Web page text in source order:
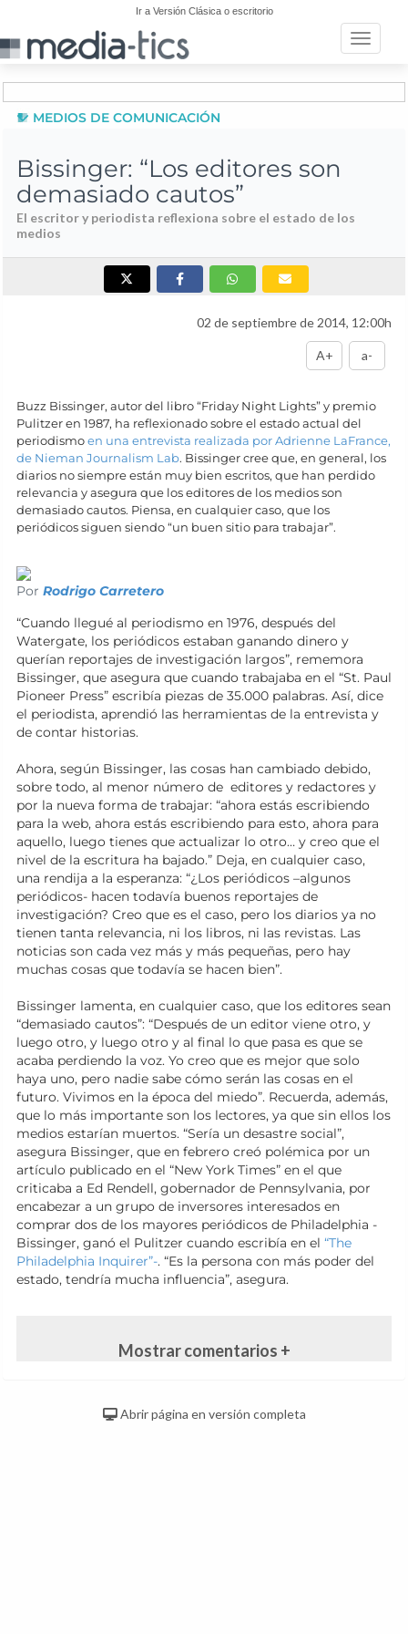
Ir a Versión Clásica o escritorio
Toggle
MEDIOS DE COMUNICACIÓN
Bissinger: “Los editores son
demasiado cautos”
El escritor y periodista reflexiona sobre el estado de los
medios
02 de septiembre de 2014, 12:00h
A+ a-
Buzz Bissinger, autor del libro “Friday Night Lights” y premio
Pulitzer en 1987, ha reflexionado sobre el estado actual del
periodismoen una entrevista realizada por Adrienne LaFrance,
de Nieman Journalism Lab. Bissinger cree que, en general, los
diarios no siempre están muy bien escritos, que han perdido
relevancia y asegura que los editores de los medios son
demasiado cautos. Piensa, en cualquier caso, que los
periódicos siguen siendo “un buen sitio para trabajar”.
Por Rodrigo Carretero
“Cuando llegué al periodismo en 1976, después del
Watergate, los periódicos estaban ganando dinero y
querían reportajes de investigación largos”, rememora
Bissinger, que asegura que cuando trabajaba en el “St. Paul
Pioneer Press” escribía piezas de 35.000 palabras. Así, dice
el periodista, aprendió las herramientas de la entrevista y
de contar historias.
Ahora, según Bissinger, las cosas han cambiado debido,
sobre todo, al menor número de editores y redactores y
por la nueva forma de trabajar: “ahora estás escribiendo
para la web, ahora estás escribiendo para esto, ahora para
aquello, luego tienes que actualizar lo otro… y creo que el
nivel de la escritura ha bajado.” Deja, en cualquier caso,
una rendija a la esperanza: “¿Los periódicos –algunos
periódicos- hacen todavía buenos reportajes de
investigación? Creo que es el caso, pero los diarios ya no
tienen tanta relevancia, ni los libros, ni las revistas. Las
noticias son cada vez más y más pequeñas, pero hay
muchas cosas que todavía se hacen bien”.
Bissinger lamenta, en cualquier caso, que los editores sean
“demasiado cautos”: “Después de un editor viene otro, y
luego otro, y luego otro y al final lo que pasa es que se
acaba perdiendo la voz. Yo creo que es mejor que solo
haya uno, pero nadie sabe cómo serán las cosas en el
futuro. Vivimos en la época del miedo”. Recuerda, además,
que lo más importante son los lectores, ya que sin ellos los
medios estarían muertos. “Sería un desastre social”,
asegura Bissinger, que en febrero creó polémica por un
artículo publicado en el “New York Times” en el que
criticaba a Ed Rendell, gobernador de Pennsylvania, por
encabezar a un grupo de inversores interesados en
comprar dos de los mayores periódicos de Philadelphia -
Bissinger, ganó el Pulitzer cuando escribía en el “The
Philadelphia Inquirer”-. “Es la persona con más poder del
estado, tendría mucha influencia”, asegura.
Mostrar comentarios +
Abrir página en versión completa